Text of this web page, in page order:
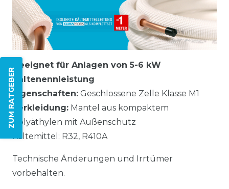
ZUM RATGEBER
Geeignet für Anlagen von 5-6 kW
Kältenennleistung
Eigenschaften: Geschlossene Zelle Klasse M1
Verkleidung: Mantel aus kompaktem
Polyäthylen mit Außenschutz
Kältemittel: R32, R410A
Technische Änderungen und Irrtümer
vorbehalten.